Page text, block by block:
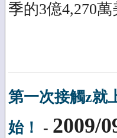
季的3億4,270萬
第一次接觸z就
始！
- 2009/